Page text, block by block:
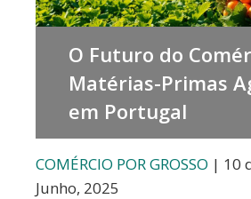
O Futuro do
Matérias-Primas
em Portugal
COMÉRCIO POR GROSSO | 10
Junho, 2025